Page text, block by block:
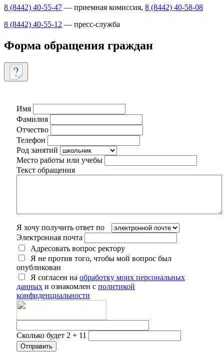
8 (8442) 40-55-47 — приемная комиссия, 8 (8442) 40-58-08
8 (8442) 40-55-12 — пресс-служба
Форма обращения граждан
Имя
Фамилия
Отчество
Телефон
Род занятий
Место работы или учебы
Текст обращения
Я хочу получить ответ по
Электронная почта
Адресовать вопрос ректору
Я не против того, чтобы мой вопрос был
опубликован
Я согласен на обработку моих персональных
данных и ознакомлен с политикой
конфиденциальности
Сколько будет 2 + 11